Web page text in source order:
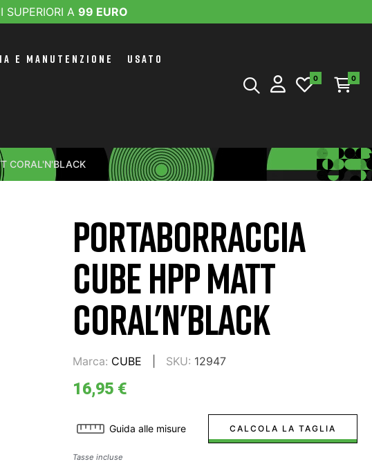
SUPERIORI A 99 EURO
E MANUTENZIONE USATO
0 0
CORAL'N'BLACK
PORTABORRACCIA
CUBE HPP MATT
CORAL'N'BLACK
Marca: CUBE SKU: 12947
16,95 €
Guida alle misure CALCOLA LA TAGLIA
Tasse incluse